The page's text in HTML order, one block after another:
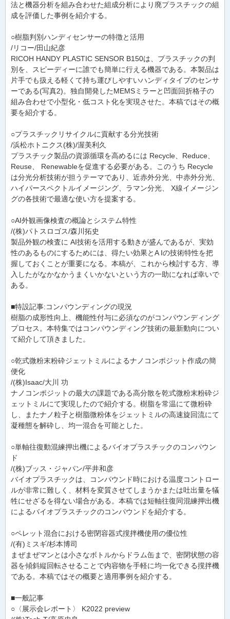
法と機器分析を組み合わせた組成分析により廃プラスチックの組
成を評価した事例を紹介する。
○樹脂判別ハンディセンサーの特徴と活用
/リコー/田山紀彦
RICOH HANDY PLASTIC SENSOR B150は、プラスチックの判
別を、スピーディーに誰でも簡単に行える機器である。本製品は
片手でも扱える軽くて持ち運びしやすいハンディタイプのセンサ
ーである(写真2)。独自開発したMEMSミラーと凹面回折格子の
組み合わせで小型化・低コスト化を実現させた。本稿ではその概
要を紹介する。
○プラスチックリサイクルに貢献する分光技術
/浜松ホトニクス(株)/渥美利久
プラスチック製品の資源循環を高めるには Recycle、Reduce、
Reuse、 Renewableを促進する必要がある。このうち Recycle
は分光分析技術が担うテーマであり、近赤外分光、中赤外分光、
ハイパースペクトルイメージング、ラマン分光、 X線イメージン
グの各技術で最適な使い方を提案する。
○AI外観画像検査の概論とシステム特性
/(株)パトスロゴス/森川拓史
製品外観の検査に AI技術を活用する動きが盛んであるが、実効
性のあるものにするためには、得たい効果とA Iの技術特性を把
握しておくことが重要になる。本稿が、これから検討する方、導
入したがなかなかうまくいかないという方の一助になれば幸いで
ある。
■特設記事:コンパウンディングの現況
樹脂の成形性向上、機能性付与に必須なのがコンパウンディング
プロセス。本特集ではコンパウンディング技術の最新動向につい
て紹介して頂きました。
○乾式微粉末粉砕ジェットミルによるナノコンポジット作成の簡
便化
/(株)Isaac/大川 功
ナノコンポジットの最大の課題である高分散を乾式微粉末粉砕ジ
ェットミルにて実現したので紹介する。樹脂を常温にて微粉砕
し、またナノ粒子と樹脂微粉体をジェットミルの高速旋回流にて
凝種態を解砕し、均一混合を可能とした。
○単軸往復動混練押出機によるバイオプラスチックのコンパウン
ド
/(株)ブッス・ジャパン/平井和彦
バイオプラスチックは、コンパウンド時における温度コントロー
ルが非常に難しく、材料を変質させてしまうかまたは吐出量を犠
牲にせざるを得ない場合がある。本稿では短軸往復同混練押出機
によるバイオプラスチックのコンパウンドを紹介する。
○ペレット混合における密閉容器式撹拌機使用の優位性
/(有)ミスギ/杉本博司
まぜまぜマンとは小さなボトルからドラム缶まで、密閉状態の容
器を傾斜縦回転させることで内容物を手軽に均一化できる撹拌機
である。本稿ではその概要と適用事例を紹介する。
■一般記事
○〈展示会レポート〉 K2022 preview